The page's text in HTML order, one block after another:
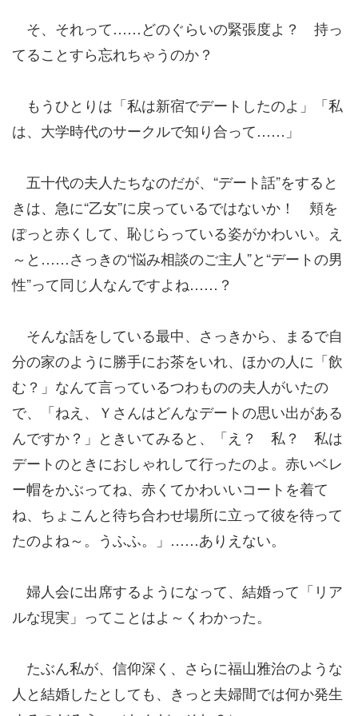
そ、それって……どのぐらいの緊張度よ？ 持っ
てることすら忘れちゃうのか？
もうひとりは「私は新宿でデートしたのよ」「私
は、大学時代のサークルで知り合って……」
五十代の夫人たちなのだが、“デート話”をすると
きは、急に“乙女”に戻っているではないか！ 頬を
ぽっと赤くして、恥じらっている姿がかわいい。え
～と……さっきの“悩み相談のご主人”と“デートの男
性”って同じ人なんですよね……？
そんな話をしている最中、さっきから、まるで自
分の家のように勝手にお茶をいれ、ほかの人に「飲
む？」なんて言っているつわものの夫人がいたの
で、「ねえ、Ｙさんはどんなデートの思い出がある
んですか？」ときいてみると、「え？ 私？ 私は
デートのときにおしゃれして行ったのよ。赤いベレ
ー帽をかぶってね、赤くてかわいいコートを着て
ね、ちょこんと待ち合わせ場所に立って彼を待って
たのよね～。うふふ。」……ありえない。
婦人会に出席するようになって、結婚って「リア
ルな現実」ってことはよ～くわかった。
たぶん私が、信仰深く、さらに福山雅治のような
人と結婚したとしても、きっと夫婦間では何か発生